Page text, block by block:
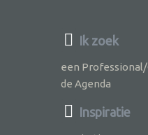
Ik zoek
een
de Agenda
Inspiratie